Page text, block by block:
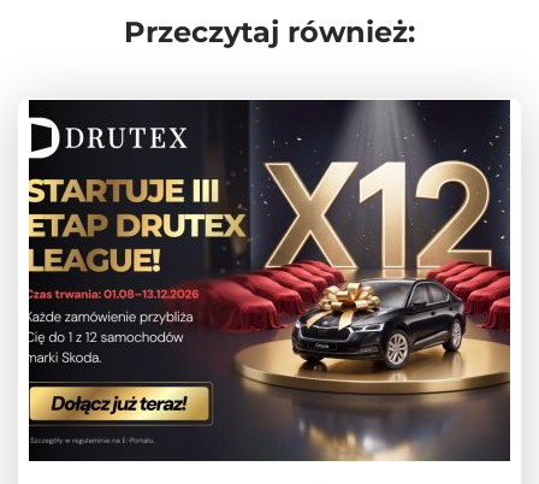
Przeczytaj również: